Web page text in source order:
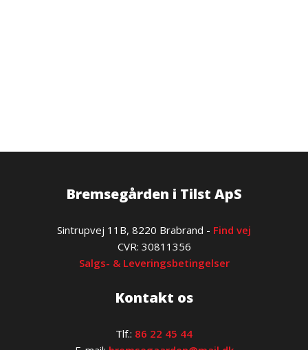
Bremsegården i Tilst ApS
​Sintrupvej 11B, 8220 Brabrand - Find vej
​CVR: 30811356
Salgs- & Leveringsbetingelser
Kontakt os
Tlf.: 86 22 45 44